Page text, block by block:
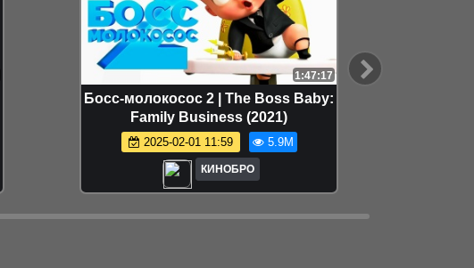
1:47:17
Босс-молокосос 2 | The Boss Baby:
Family Business (2021)
2025-02-01 11:59 5.9M
КИНОБРО